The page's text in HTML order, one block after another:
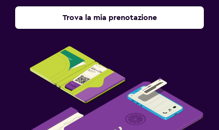
Trova la mia prenotazione